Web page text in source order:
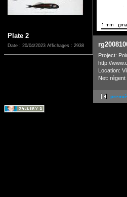
Plate 2
Date : 20/04/2023 Affichages : 2938
Project:
http://
Location:
Net: régent